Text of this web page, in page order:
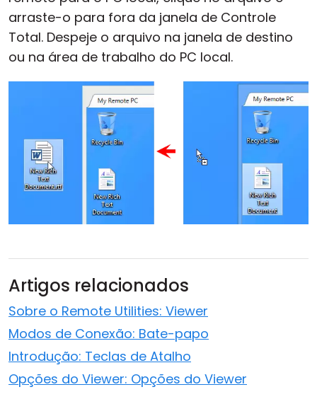
arraste-o para fora da janela de Controle
Total. Despeje o arquivo na janela de destino
ou na área de trabalho do PC local.
Artigos relacionados
Sobre o Remote Utilities: Viewer
Modos de Conexão: Bate-papo
Introdução: Teclas de Atalho
Opções do Viewer: Opções do Viewer